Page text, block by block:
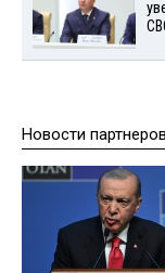
Новости партнеров